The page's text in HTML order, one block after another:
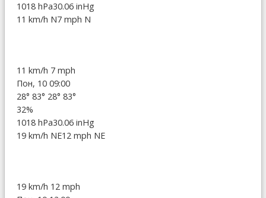
1018 hPa30.06 inHg
11 km/h N7 mph N
11 km/h 7 mph
Пон, 10 09:00
28° 83° 28° 83°
32%
1018 hPa30.06 inHg
19 km/h NE12 mph NE
19 km/h 12 mph